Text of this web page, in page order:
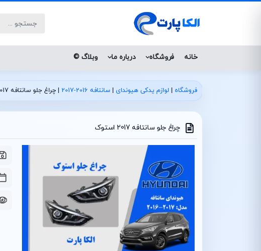
خانه فروشگاه درباره ما وبلاگ ©
فروشگاه | لوازم یدکی هیوندای | سانتافه 2016-2017 | چراغ جلو سانتافه 2017 استوک
چراغ جلو سانتافه 2017 استوک